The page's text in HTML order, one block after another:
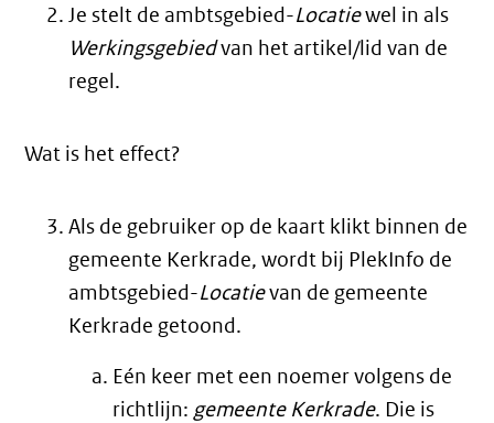
Je stelt de ambtsgebied-Locatiewel in als
Werkingsgebiedvan het artikel/lid van de
regel.
Wat is het effect?
Als de gebruiker op de kaart klikt binnen de
gemeente Kerkrade, wordt bij PlekInfo de
ambtsgebied-Locatievan de gemeente
Kerkrade getoond.
Eén keer met een noemer volgens de
richtlijn: gemeente Kerkrade. Die is